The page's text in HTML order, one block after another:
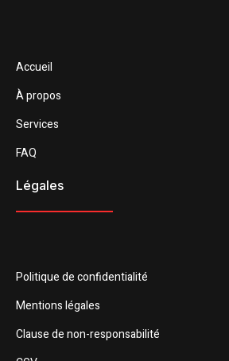
Accueil
À propos
Services
FAQ
Légales
Politique de confidentialité
Mentions légales
Clause de non-responsabilité